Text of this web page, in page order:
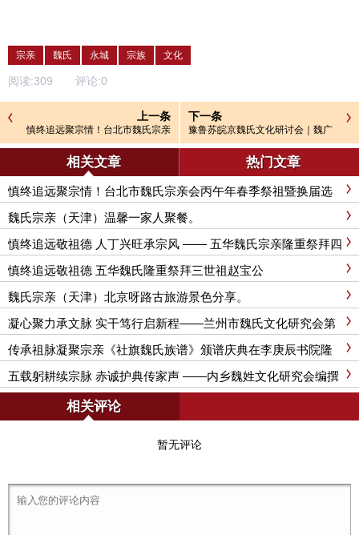
宗亲 魏氏 永城 宗族 文化
阅读:309 评论:0
上一条
慎终追远聚宗情！台北市魏氏宗亲
举行
下一条
豫鲁苏皖京魏氏文化研讨会｜魏广
相关文章 热门文章
慎终追远聚宗情！台北市魏氏宗亲会丙午年春季祭祖暨换届选
举圆满举行
魏氏宗亲（天津）温馨一家人聚餐。
慎终追远敬祖德 人丁兴旺承宗风 —— 五华魏氏宗亲隆重祭拜四
世祖安公
慎终追远敬祖德 五华魏氏隆重祭拜三世祖赵宝公
魏氏宗亲（天津）北京呀路古旅游景色分享。
凝心聚力承文脉 实干笃行启新程——兰州市魏氏文化研究会第
三届二次理事（扩大）会议暨新春团拜会圆满举行
传承祖脉凝聚宗亲《社旗魏氏族谱》颁谱庆典在李庚辰书院隆
重举行
五载躬耕续宗脉 赤诚护典传家声 ——内乡魏姓文化研究会编撰
《内乡魏氏族谱》纪实
相关评论
暂无评论